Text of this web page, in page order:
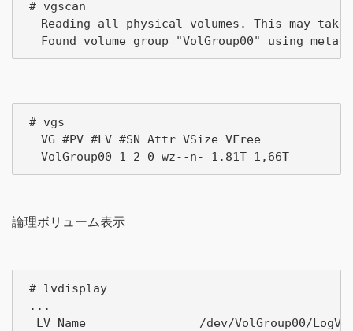
# vgscan
Reading all physical volumes. This may
# vgs
VG #PV #LV #SN Attr VSize VFree
VolGroup00 1 2 0 wz--n- 1.81T 1,66T
論理ボリューム表示
# lvdisplay
...
LV Name                /dev/VolGroup00/